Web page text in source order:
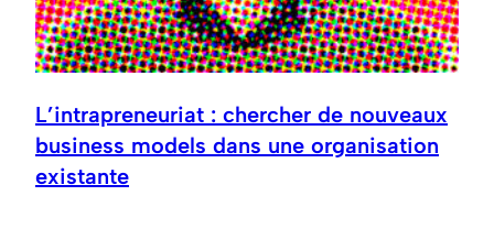
L’intrapreneuriat : chercher de nouveaux
business models dans une organisation
existante